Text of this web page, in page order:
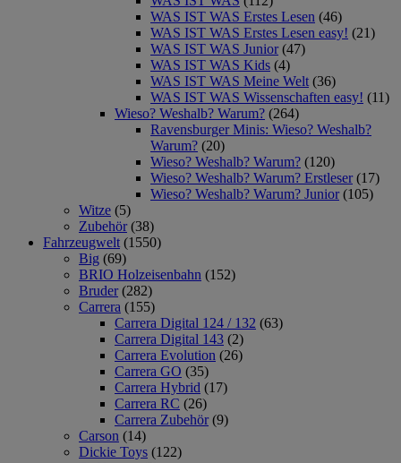
WAS IST WAS Erstes Lesen (46)
WAS IST WAS Erstes Lesen easy! (21)
WAS IST WAS Junior (47)
WAS IST WAS Kids (4)
WAS IST WAS Meine Welt (36)
WAS IST WAS Wissenschaften easy! (11)
Wieso? Weshalb? Warum? (264)
Ravensburger Minis: Wieso? Weshalb?
Warum? (20)
Wieso? Weshalb? Warum? (120)
Wieso? Weshalb? Warum? Erstleser (17)
Wieso? Weshalb? Warum? Junior (105)
Witze (5)
Zubehör (38)
Fahrzeugwelt (1550)
Big (69)
BRIO Holzeisenbahn (152)
Bruder (282)
Carrera (155)
Carrera Digital 124 / 132 (63)
Carrera Digital 143 (2)
Carrera Evolution (26)
Carrera GO (35)
Carrera Hybrid (17)
Carrera RC (26)
Carrera Zubehör (9)
Carson (14)
Dickie Toys (122)